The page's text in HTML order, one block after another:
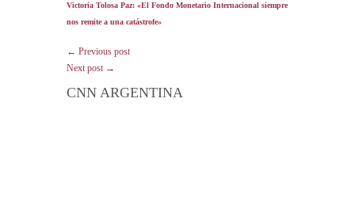
Victoria Tolosa Paz: «El Fondo Monetario Internacional siempre
nos remite a una catástrofe»
← Previous post
Next post →
CNN ARGENTINA